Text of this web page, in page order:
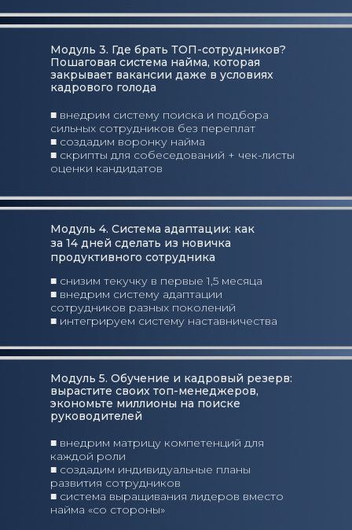
Модуль 5. Обучение и кадровый резерв:
вырастите своих топ-менеджеров,
экономьте миллионы на поиске
руководителей
■ внедрим матрицу компетенций для
каждой роли
■ создадим индивидуальные планы
развития сотрудников
■ система выращивания лидеров вместо
найма «со стороны»
Модуль 4. Система адаптации: как
за 14 дней сделать из новичка
продуктивного сотрудника
■ снизим текучку в первые 1,5 месяца
■ внедрим систему адаптации
сотрудников разных поколений
■ интегрируем систему наставничества
Модуль 3. Где брать ТОП-сотрудников?
Пошаговая система найма, которая
закрывает вакансии даже в условиях
кадрового голода
■ внедрим систему поиска и подбора
сильных сотрудников без переплат
■ создадим воронку найма
■ скрипты для собеседований + чек-листы
оценки кандидатов